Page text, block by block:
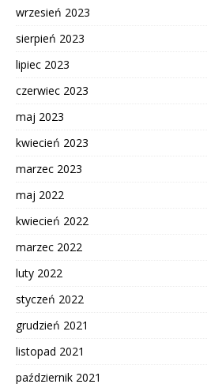
wrzesień 2023
sierpień 2023
lipiec 2023
czerwiec 2023
maj 2023
kwiecień 2023
marzec 2023
maj 2022
kwiecień 2022
marzec 2022
luty 2022
styczeń 2022
grudzień 2021
listopad 2021
październik 2021